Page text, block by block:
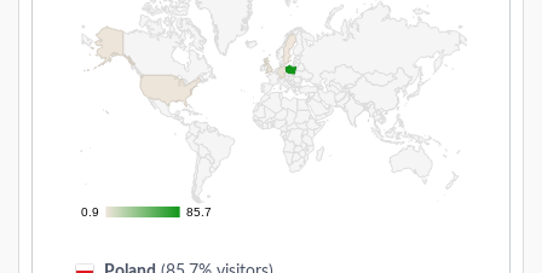
0.9
0.9 85.7
85.7